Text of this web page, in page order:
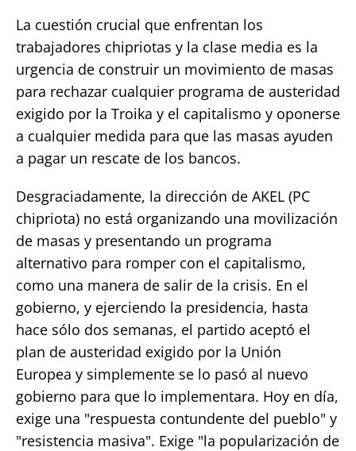
La cuestión crucial que enfrentan los
trabajadores chipriotas y la clase media es la
urgencia de construir un movimiento de masas
para rechazar cualquier programa de austeridad
exigido por la Troika y el capitalismo y oponerse
a cualquier medida para que las masas ayuden
a pagar un rescate de los bancos.
Desgraciadamente, la dirección de AKEL (PC
chipriota) no está organizando una movilización
de masas y presentando un programa
alternativo para romper con el capitalismo,
como una manera de salir de la crisis. En el
gobierno, y ejerciendo la presidencia, hasta
hace sólo dos semanas, el partido aceptó el
plan de austeridad exigido por la Unión
Europea y simplemente se lo pasó al nuevo
gobierno para que lo implementara. Hoy en día,
exige una "respuesta contundente del pueblo" y
"resistencia masiva". Exige "la popularización de